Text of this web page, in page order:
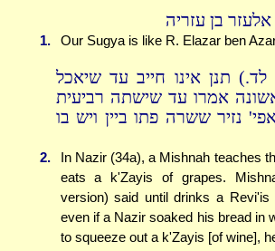
בן עזריה
1. Our Sugya is like R. Elazar ben
לד.) תנן אינו חייב עד שיאכל
אמרו עד שישתה רביעית
נזיר ששרה פתו ביין ויש בו
2.
In Nazir (34a), a Mishnah teaches
eats a k'Zayis of grapes.
version) said until drinks a
even if a Nazir soaked his bread in
to squeeze out a k'Zayis [of wine],